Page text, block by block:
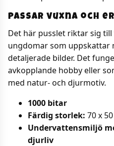
Passar vuxna och
Det här pusslet riktar sig
ungdomar som uppskattar
detaljerade bilder. Det
avkopplande hobby eller
med natur- och djurmotiv.
1000 bitar
Färdig storlek: 70 x
Undervattensmiljö
djurliv